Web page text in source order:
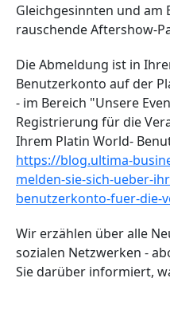
Gleichgesinnten und am
rauschende Aftershow-
Die Abmeldung ist in
Benutzerkonto auf der
- im Bereich "Unsere
Registrierung für die
Ihrem Platin World-
https://blog.ultima-
melden-sie-sich-ueber-
benutzerkonto-fuer-die-
Wir erzählen über alle
sozialen Netzwerken -
Sie darüber informiert,